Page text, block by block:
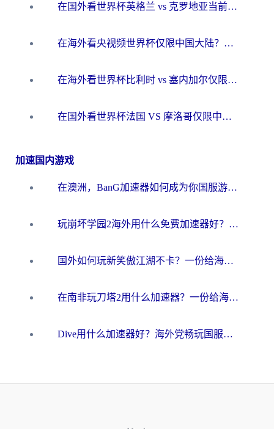
在国外看世界杯英格兰 vs 克罗地亚当前地区不可播放？这篇指南帮你搞定所有海外观赛难题
在海外看央视频世界杯仅限中国大陆？这篇指南帮你解锁中文解说+无卡顿直播
在海外看世界杯比利时 vs 塞内加尔仅限中国大陆？我找到了最流畅的中文解说之路
在国外看世界杯法国 VS 摩洛哥仅限中国大陆？海外党这样看中文解说赛事不卡顿
加速国内游戏
在澳洲，BanG加速器如何成为你国服游戏的“时光机”？
玩崩坏学园2海外用什么免费加速器好？2026海外党亲测国服游戏加速指南
国外如何玩新笑傲江湖不卡？一份给海外游子的终极网络指南
在南非玩刀塔2用什么加速器？一份给海外游子的终极生存指南
Dive用什么加速器好？海外党畅玩国服游戏的终极避坑指南